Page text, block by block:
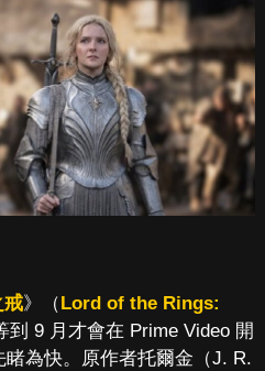
戒》（ Lord of the Rings:
到 9 月才會在 Prime Video 開
為快。原作者托爾金（J. R.